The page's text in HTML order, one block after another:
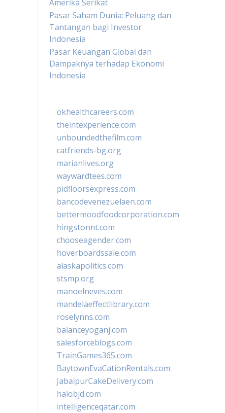
Amerika Serikat
Pasar Saham Dunia: Peluang dan
Tantangan bagi Investor
Indonesia
Pasar Keuangan Global dan
Dampaknya terhadap Ekonomi
Indonesia
okhealthcareers.com
theintexperience.com
unboundedthefilm.com
catfriends-bg.org
marianlives.org
waywardtees.com
pidfloorsexpress.com
bancodevenezuelaen.com
bettermoodfoodcorporation.com
hingstonnt.com
chooseagender.com
hoverboardssale.com
alaskapolitics.com
stsmp.org
manoelneves.com
mandelaeffectlibrary.com
roselynns.com
balanceyoganj.com
salesforceblogs.com
TrainGames365.com
BaytownEvaCationRentals.com
JabalpurCakeDelivery.com
halobjd.com
intelligenceqatar.com